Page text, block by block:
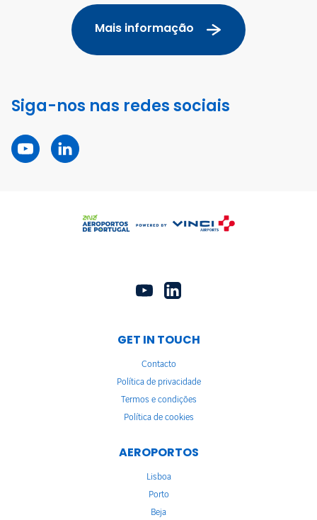
Mais informação
Siga-nos nas redes sociais
GET IN TOUCH
Contacto
Política de privacidade
Termos e condições
Política de cookies
AEROPORTOS
Lisboa
Porto
Beja